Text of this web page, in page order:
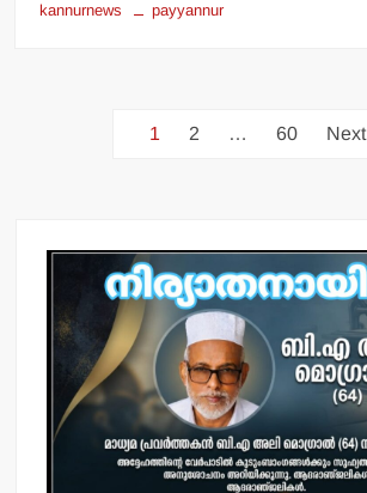
at c
o
kannurnews payyannur
1 2 … 60 Next